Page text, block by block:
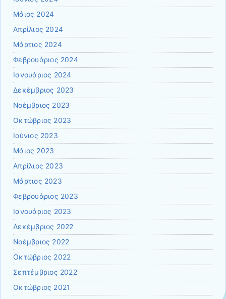
Μάιος 2024
Απρίλιος 2024
Μάρτιος 2024
Φεβρουάριος 2024
Ιανουάριος 2024
Δεκέμβριος 2023
Νοέμβριος 2023
Οκτώβριος 2023
Ιούνιος 2023
Μάιος 2023
Απρίλιος 2023
Μάρτιος 2023
Φεβρουάριος 2023
Ιανουάριος 2023
Δεκέμβριος 2022
Νοέμβριος 2022
Οκτώβριος 2022
Σεπτέμβριος 2022
Οκτώβριος 2021